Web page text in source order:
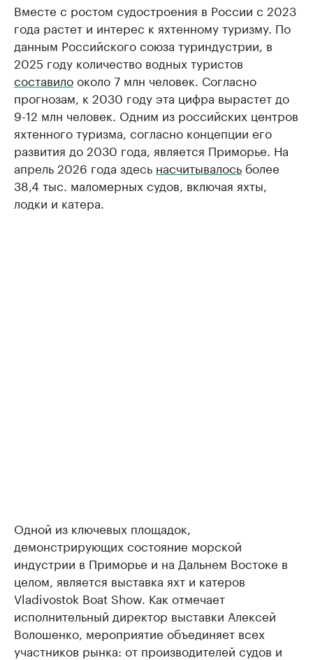
Вместе с ростом судостроения в России с 2023
года растет и интерес к яхтенному туризму. По
данным Российского союза туриндустрии, в
2025 году количество водных туристов
составилооколо 7 млн человек. Согласно
прогнозам, к 2030 году эта цифра вырастет до
9-12 млн человек. Одним из российских центров
яхтенного туризма, согласно концепции его
развития до 2030 года, является Приморье. На
апрель 2026 года здесь насчитывалось более
38,4 тыс. маломерных судов, включая яхты,
лодки и катера.
Одной из ключевых площадок,
демонстрирующих состояние морской
индустрии в Приморье и на Дальнем Востоке в
целом, является выставка яхт и катеров
Vladivostok Boat Show. Как отмечает
исполнительный директор выставки Алексей
Волошенко, мероприятие объединяет всех
участников рынка: от производителей судов и